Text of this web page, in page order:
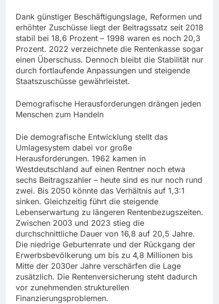
Dank günstiger Beschäftigungslage, Reformen und
erhöhter Zuschüsse liegt der Beitragssatz seit 2018
stabil bei 18,6 Prozent – 1998 waren es noch 20,3
Prozent. 2022 verzeichnete die Rentenkasse sogar
einen Überschuss. Dennoch bleibt die Stabilität nur
durch fortlaufende Anpassungen und steigende
Staatszuschüsse gewährleistet.
Demografische Herausforderungen drängen jeden
Menschen zum Handeln
Die demografische Entwicklung stellt das
Umlagesystem dabei vor große
Herausforderungen. 1962 kamen in
Westdeutschland auf einen Rentner noch etwa
sechs Beitragszahler – heute sind es nur noch rund
zwei. Bis 2050 könnte das Verhältnis auf 1,3:1
sinken. Gleichzeitig führt die steigende
Lebenserwartung zu längeren Rentenbezugszeiten.
Zwischen 2003 und 2023 stieg die
durchschnittliche Dauer von 16,8 auf 20,5 Jahre.
Die niedrige Geburtenrate und der Rückgang der
Erwerbsbevölkerung um bis zu 4,8 Millionen bis
Mitte der 2030er Jahre verschärfen die Lage
zusätzlich. Die Rentenversicherung steht dadurch
vor zunehmenden strukturellen
Finanzierungsproblemen.